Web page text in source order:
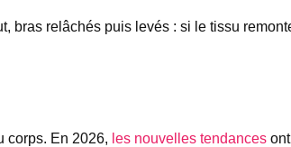
bras relâchés puis levés : si le tissu
corps. En 2026, les nouvelles tendances